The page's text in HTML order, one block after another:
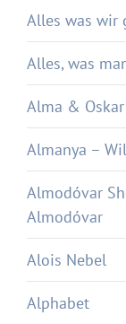
Alles was wir
Alles, was
Alma & Oskar
Almanya –
Almodóvar
Almodóvar
Alois Nebel
Alphabet